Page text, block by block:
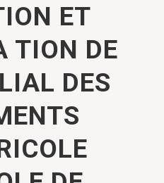
ET
TION DE
DES